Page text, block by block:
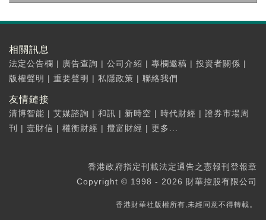
相關訊息
法定公告欄 | 廣告查詢 | 公司介紹 | 專欄邀稿 | 投資者關係 |
版權聲明 | 重要聲明 | 私隱政策 | 聯絡我們
友情鏈接
清博智能 | 艾媒諮詢 | 和訊 | 新時空 | 時代財經 | 證券市場周
刊
| 壹財信 | 權衡財經 | 攬富財經 | 更多...
香港政府指定刊載法定通告之憲報刊登報章
Copyright © 1998 - 2026 財華控股有限公司
香港財華社版權所有,未經同意不得轉載。